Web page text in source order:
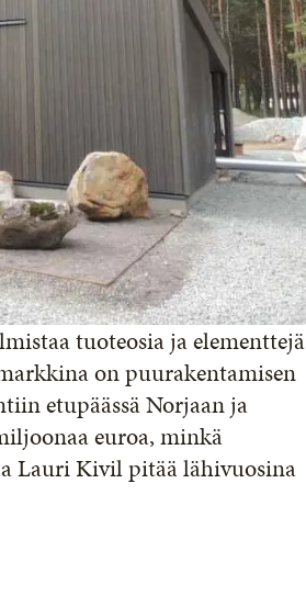
tuoteosia ja elementtejä
on puurakentamisen
etupäässä Norjaan ja
euroa, minkä
Lauri Kivil pitää lähivuosina